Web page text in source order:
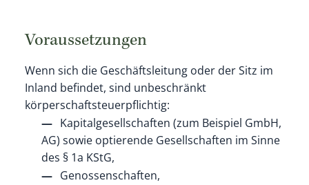
Voraussetzungen
Wenn sich die Geschäftsleitung oder der Sitz im
Inland befindet, sind unbeschränkt
körperschaftsteuerpflichtig:
Kapitalgesellschaften (zum Beispiel GmbH,
AG) sowie optierende Gesellschaften im Sinne
des § 1a KStG,
Genossenschaften,